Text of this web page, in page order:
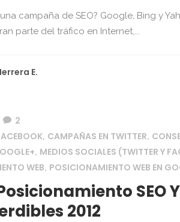
campaña de SEO? Google, Bing y
parte del tráfico en Internet,...
E.
2
, CAMPAÑAS EN TWITTER,
, MEDIOS SOCIALES (TWITTER Y
WEB, POSICIONAMIENTO WEB EN
SEO
2012